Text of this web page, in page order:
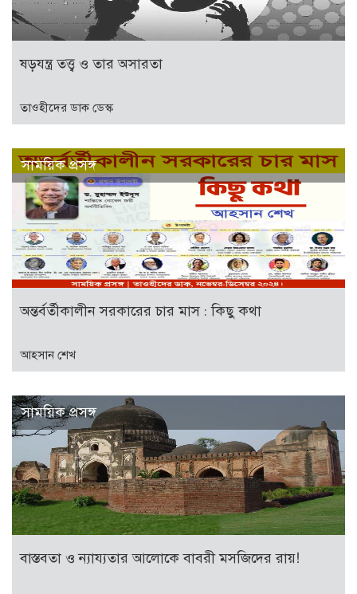
ষড়যন্ত্র তত্ত্ব ও তার অসারতা
তাওহীদের ডাক ডেস্ক
সাময়িক প্রসঙ্গ
অন্তর্বর্তীকালীন সরকারের চার মাস : কিছু কথা
আহসান শেখ
সাময়িক প্রসঙ্গ
বাস্তবতা ও ন্যায্যতার আলোকে বাবরী মসজিদের রায়!